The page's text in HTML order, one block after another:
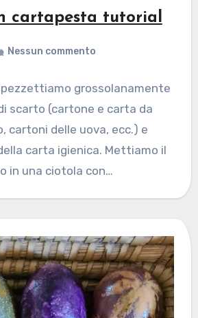
cartapesta tutorial
Nessun commento
grossolanamente
scarto (cartone e carta da
cartoni delle uova, ecc.) e
carta igienica. Mettiamo il
in una ciotola con…